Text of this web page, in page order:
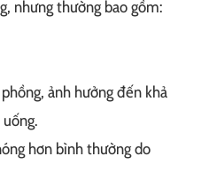
nhưng thường bao gồm:
ảnh hưởng đến khả
hơn bình thường do